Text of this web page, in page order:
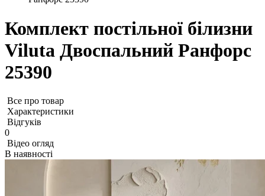
Комплект постільної білизни
Viluta Двоспальний Ранфорс
25390
Все про товар
Характеристики
Відгуків
0
Відео огляд
В наявності